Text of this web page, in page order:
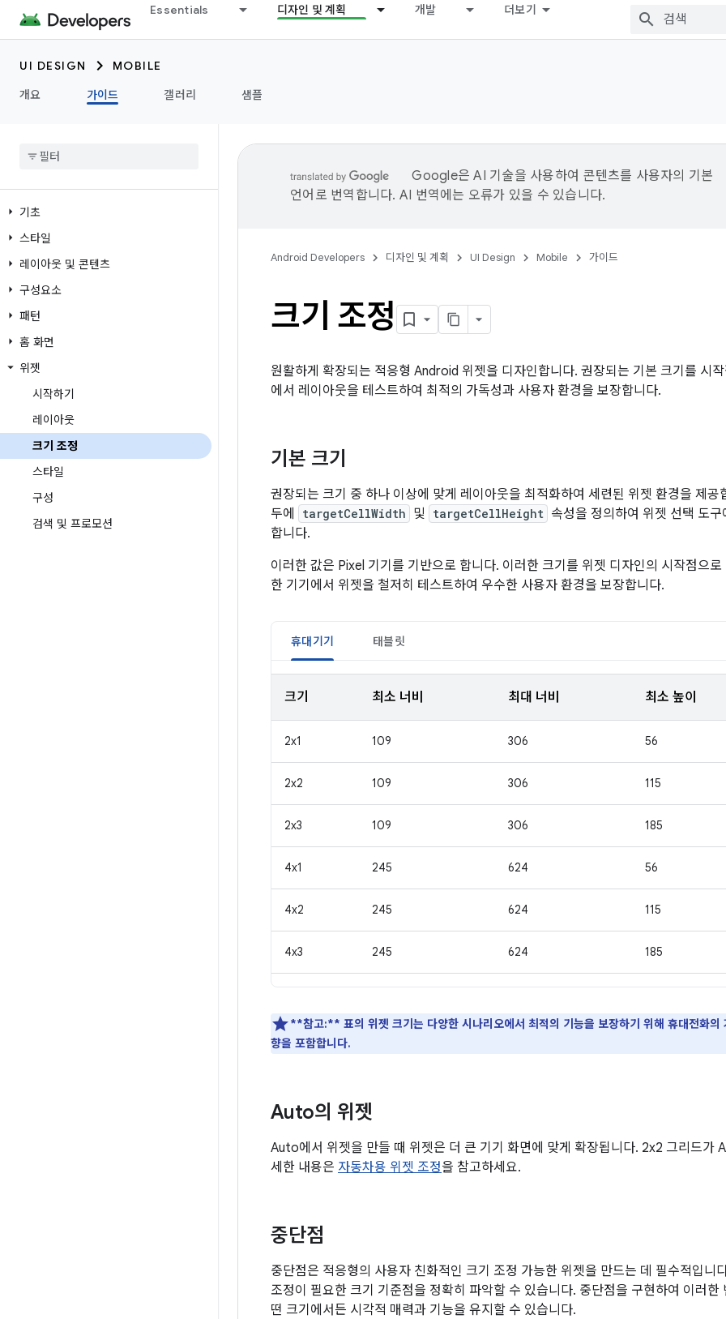
Essentials 디자인 및 계획 개발 더보기
UI DESIGN
MOBILE
개요
가이드 갤러리 샘플
기초
스타일
레이아웃 및 콘텐츠
구성요소
패턴
홈 화면
위젯
시작하기
레이아웃
크기 조정
스타일
구성
검색 및 프로모션
Google은 AI 기술을 사용하여 콘텐츠를 사용자의 기본
언어로 번역합니다. AI 번역에는 오류가 있을 수 있습니다.
Android Developers 디자인 및 계획 UI Design Mobile 가이드
크기 조정
원활하게 확장되는 적응형 Android 위젯을 디자인합니다. 권장되는 기본 크기를 시
에서 레이아웃을 테스트하여 최적의 가독성과 사용자 환경을 보장합니다.
기본 크기
권장되는 크기 중 하나 이상에 맞게 레이아웃을 최적화하여 세련된 위젯 환경을 제
두에
targetCellWidth 및 targetCellHeight 속성을 정의하여 위젯 선택 도
합니다.
이러한 값은 Pixel 기기를 기반으로 합니다. 이러한 크기를 위젯 디자인의 시작점으
한 기기에서 위젯을 철저히 테스트하여 우수한 사용자 환경을 보장합니다.
휴대기기 태블릿
크기 최소 너비 최대 너비 최소 높이
2x1 109 306 56
2x2 109 306 115
2x3 109 306 185
4x1 245 624 56
4x2 245 624 115
4x3 245 624 185
**참고:** 표의 위젯 크기는 다양한 시나리오에서 최적의 기능을 보장하기 위해 휴대전화
향을 포함합니다.
Auto의 위젯
Auto에서 위젯을 만들 때 위젯은 더 큰 기기 화면에 맞게 확장됩니다. 2x2 그리드가
세한 내용은 자동차용 위젯 조정을 참고하세요.
중단점
중단점은 적응형의 사용자 친화적인 크기 조정 가능한 위젯을 만드는 데 필수적입니
조정이 필요한 크기 기준점을 정확히 파악할 수 있습니다. 중단점을 구현하여 이러
떤 크기에서든 시각적 매력과 기능을 유지할 수 있습니다.